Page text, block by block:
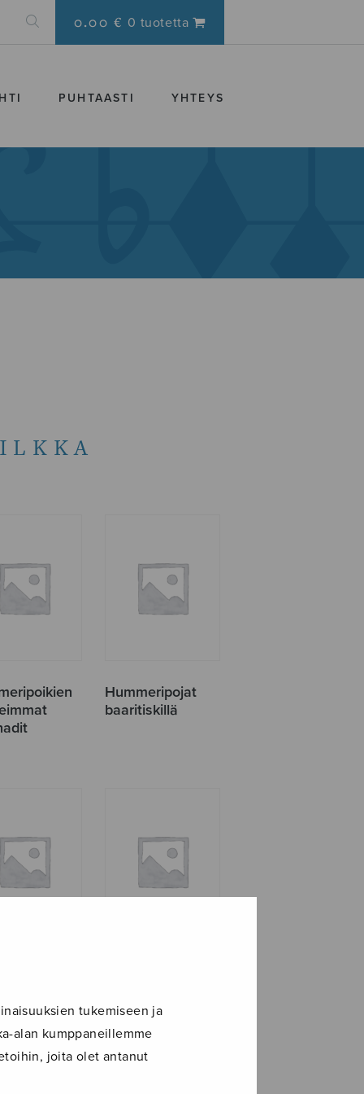
tukemiseen ja
alan kumppaneillemme
joita olet antanut
0.00 € 0 tuotetta
PUHTAASTI YHTEYS
Hummeripojat
baaritiskillä